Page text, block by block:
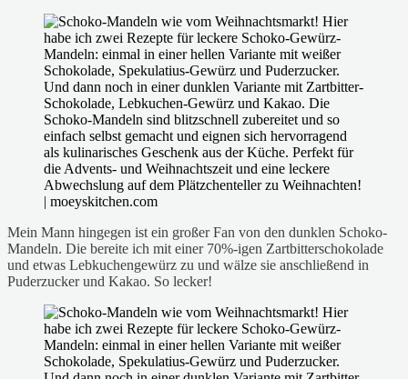
Mein Mann hingegen ist ein großer Fan von den dunklen Schoko-
Mandeln. Die bereite ich mit einer 70%-igen Zartbitterschokolade
und etwas Lebkuchengewürz zu und wälze sie anschließend in
Puderzucker und Kakao. So lecker!